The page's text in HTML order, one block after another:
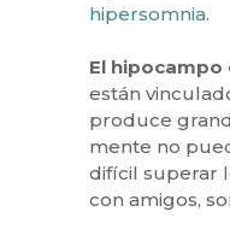
hipersomnia.
El hipocampo
están
produce
mente no
difícil superar
con amigos,